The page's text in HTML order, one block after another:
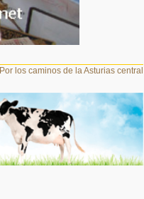
Por los caminos de la Asturias central